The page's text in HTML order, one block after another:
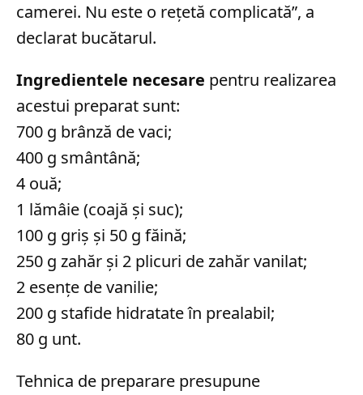
camerei. Nu este o rețetă complicată”, a
declarat bucătarul.
Ingredientele necesare pentru realizarea
acestui preparat sunt:
700 g brânză de vaci;
400 g smântână;
4 ouă;
1 lămâie (coajă și suc);
100 g griș și 50 g făină;
250 g zahăr și 2 plicuri de zahăr vanilat;
2 esențe de vanilie;
200 g stafide hidratate în prealabil;
80 g unt.
Tehnica de preparare presupune